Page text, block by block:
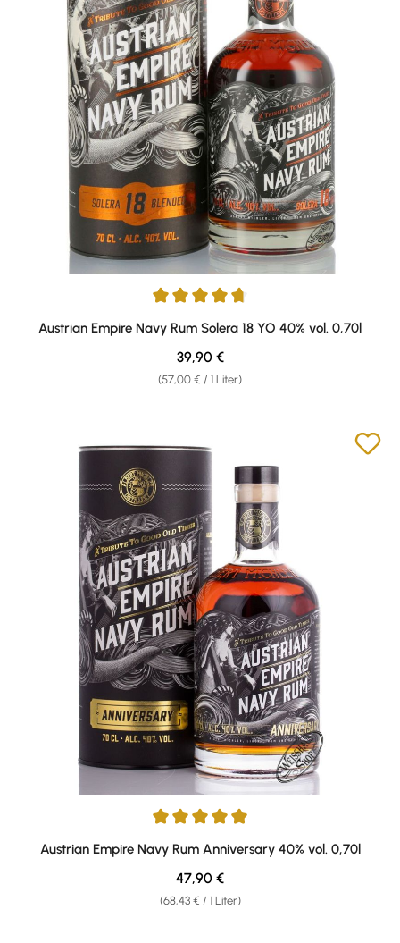
Durchschnittliche Bewertung von 4.81 von 5 Sternen
Austrian Empire Navy Rum Solera 18 YO 40% vol. 0,70l
(57,00 € / 1 Liter)
Regulärer Preis:
39,90 €
Durchschnittliche Bewertung von 4.88 von 5 Sternen
Austrian Empire Navy Rum Anniversary 40% vol. 0,70l
(68,43 € / 1 Liter)
Regulärer Preis:
47,90 €